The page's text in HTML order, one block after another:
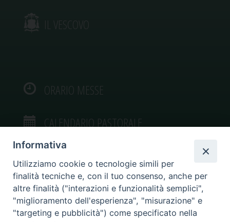
IL VESCOVO
ORARIO MESSE
CALENDARIO PASTORALE
VIDEOGALLERY
Informativa
Utilizziamo cookie o tecnologie simili per
finalità tecniche e, con il tuo consenso, anche per
altre finalità ("interazioni e funzionalità semplici",
"miglioramento dell'esperienza", "misurazione" e
"targeting e pubblicità") come specificato nella